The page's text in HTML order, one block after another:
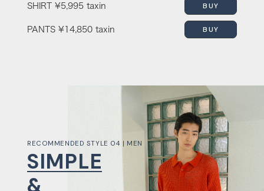
SHIRT ¥5,995 taxin BUY
PANTS ¥14,850 taxin BUY
RECOMMENDED STYLE 04 | MEN
SIMPLE